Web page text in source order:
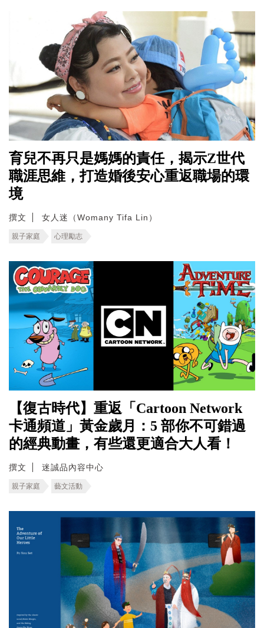
育兒不再只是媽媽的責任，揭示Z世代
職涯思維，打造婚後安心重返職場的環
境
撰文 女人迷（Womany Tifa Lin）
親子家庭 心理勵志
【復古時代】重返「Cartoon Network
卡通頻道」黃金歲月：5 部你不可錯過
的經典動畫，有些還更適合大人看！
撰文 迷誠品內容中心
親子家庭 藝文活動